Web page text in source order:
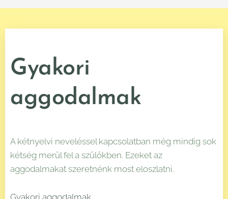
Gyakori
aggodalmak
A kétnyelvi neveléssel kapcsolatban még mindig sok
kétség merül fel a szülőkben. Ezeket az
aggodalmakat szeretnénk most eloszlatni.
Gyakori aggodalmak